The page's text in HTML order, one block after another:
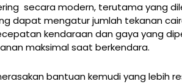
secara modern, terutama yang
dapat mengatur jumlah tekanan
kendaraan dan gaya yang
maksimal saat berkendara.
bantuan kemudi yang lebih